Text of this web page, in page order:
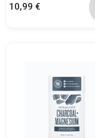
Prix
10,99 €